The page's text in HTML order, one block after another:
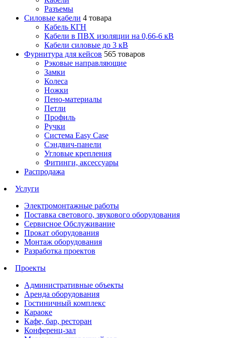
Разъемы
Силовые кабели 4 товара
Кабель КГН
Кабели в ПВХ изоляции на 0,66-6 кВ
Кабели силовые до 3 кВ
Фурнитура для кейсов 565 товаров
Рэковые направляющие
Замки
Колеса
Ножки
Пено-материалы
Петли
Профиль
Ручки
Система Easy Case
Сэндвич-панели
Угловые крепления
Фитинги, аксессуары
Распродажа
Услуги
Электромонтажные работы
Поставка светового, звукового оборудования
Сервисное Обслуживание
Прокат оборудования
Монтаж оборудования
Разработка проектов
Проекты
Административные объекты
Аренда оборудования
Гостиничный комплекс
Караоке
Кафе, бар, ресторан
Конференц-зал